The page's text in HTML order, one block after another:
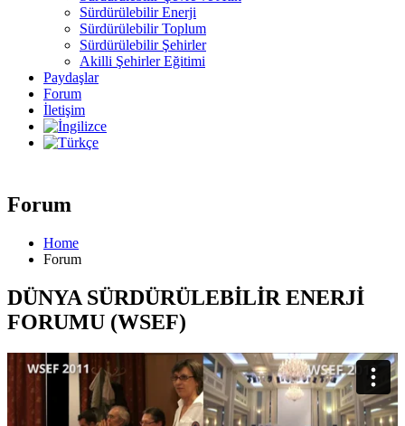
Sürdürülebilir Enerji
Sürdürülebilir Toplum
Sürdürülebilir Şehirler
Akilli Şehirler Eğitimi
Paydaşlar
Forum
İletişim
Forum
Home
Forum
DÜNYA SÜRDÜRÜLEBILIR ENERJI
FORUMU (WSEF)